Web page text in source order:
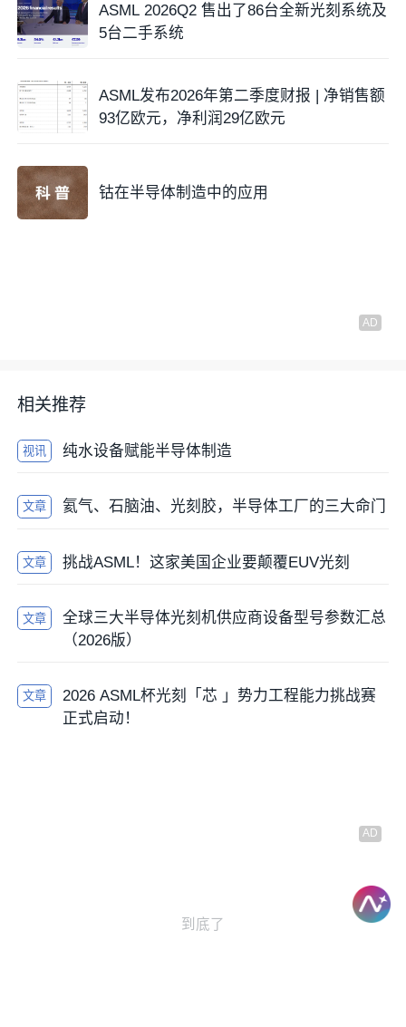
ASML 2026Q2 售出了86台全新光刻系统及
5台二手系统
ASML发布2026年第二季度财报 | 净销售额
93亿欧元，净利润29亿欧元
钴在半导体制造中的应用
相关推荐
视讯 纯水设备赋能半导体制造
文章 氦气、石脑油、光刻胶，半导体工厂的三大命门
文章 挑战ASML！这家美国企业要颠覆EUV光刻
文章
全球三大半导体光刻机供应商设备型号参数汇总
（2026版）
文章
2026 ASML杯光刻「芯 」势力工程能力挑战赛
正式启动！